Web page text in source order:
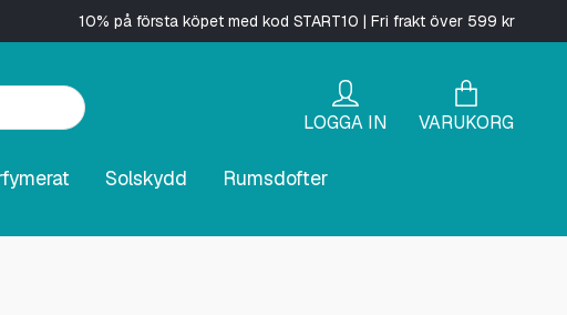
10% på första köpet med kod START10 | Fri frakt över 599 kr
LOGGA IN VARUKORG
Solskydd
Rumsdofter